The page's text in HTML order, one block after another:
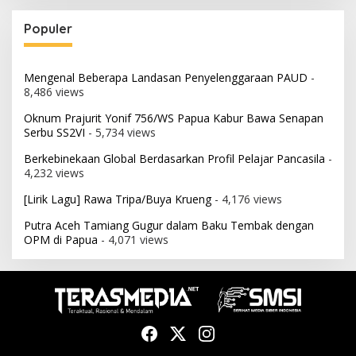
Populer
Mengenal Beberapa Landasan Penyelenggaraan PAUD -
8,486 views
Oknum Prajurit Yonif 756/WS Papua Kabur Bawa Senapan
Serbu SS2VI - 5,734 views
Berkebinekaan Global Berdasarkan Profil Pelajar Pancasila -
4,232 views
[Lirik Lagu] Rawa Tripa/Buya Krueng- 4,176 views
Putra Aceh Tamiang Gugur dalam Baku Tembak dengan
OPM di Papua - 4,071 views